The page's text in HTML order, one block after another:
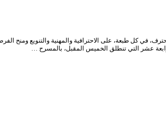
في كل طبعة، على الاحترافية والمهنية والتنويع ومنح
عشر التي تنطلق الخميس المقبل، بالمسرح …